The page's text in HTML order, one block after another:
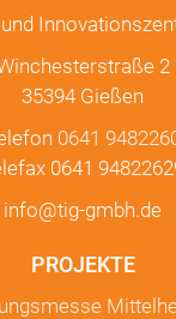
2
35394 Gießen
0641
0641
info@tig-gmbh.de
PROJEKTE